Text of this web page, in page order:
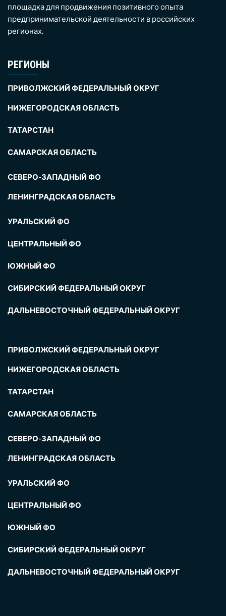
площадка для продвижения позитивного опыта
предпринимательской деятельности в российских
регионах.
РЕГИОНЫ
ПРИВОЛЖСКИЙ ФЕДЕРАЛЬНЫЙ ОКРУГ
НИЖЕГОРОДСКАЯ ОБЛАСТЬ
ТАТАРСТАН
САМАРСКАЯ ОБЛАСТЬ
СЕВЕРО-ЗАПАДНЫЙ ФО
ЛЕНИНГРАДСКАЯ ОБЛАСТЬ
УРАЛЬСКИЙ ФО
ЦЕНТРАЛЬНЫЙ ФО
ЮЖНЫЙ ФО
СИБИРСКИЙ ФЕДЕРАЛЬНЫЙ ОКРУГ
ДАЛЬНЕВОСТОЧНЫЙ ФЕДЕРАЛЬНЫЙ ОКРУГ
ПРИВОЛЖСКИЙ ФЕДЕРАЛЬНЫЙ ОКРУГ
НИЖЕГОРОДСКАЯ ОБЛАСТЬ
ТАТАРСТАН
САМАРСКАЯ ОБЛАСТЬ
СЕВЕРО-ЗАПАДНЫЙ ФО
ЛЕНИНГРАДСКАЯ ОБЛАСТЬ
УРАЛЬСКИЙ ФО
ЦЕНТРАЛЬНЫЙ ФО
ЮЖНЫЙ ФО
СИБИРСКИЙ ФЕДЕРАЛЬНЫЙ ОКРУГ
ДАЛЬНЕВОСТОЧНЫЙ ФЕДЕРАЛЬНЫЙ ОКРУГ